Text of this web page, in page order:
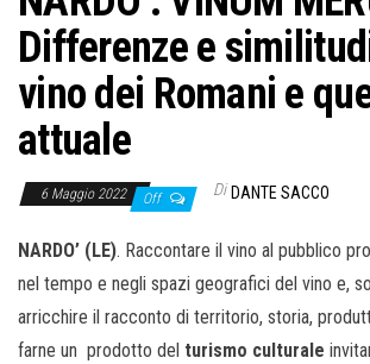
Differenze e
vino dei Romani e
attuale
6 Maggio 2022 Off Di DANTE SACCO
NARDO’ (LE). Raccontare il vino al pubblico
nel tempo e negli spazi geografici del vino e,
arricchire il racconto di territorio, storia,
farne un prodotto del turismo culturale